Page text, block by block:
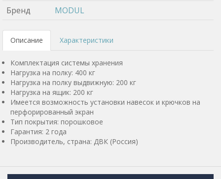
Бренд
MODUL
Описание Характеристики
Комплектация системы хранения
Нагрузка на полку: 400 кг
Нагрузка на полку выдвижную: 200 кг
Нагрузка на ящик: 200 кг
Имеется возможность установки навесок и крючков на
перфорированный экран
Тип покрытия: порошковое
Гарантия: 2 года
Производитель, страна: ДВК (Россия)